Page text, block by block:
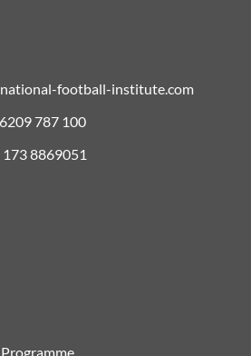
football-institute.com
787 100
8869051